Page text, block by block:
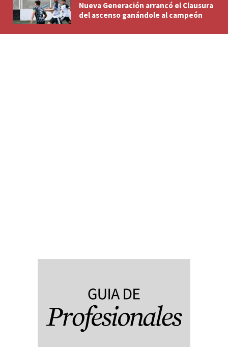
Nueva Generación arrancó el Clausura
del ascenso ganándole al campeón